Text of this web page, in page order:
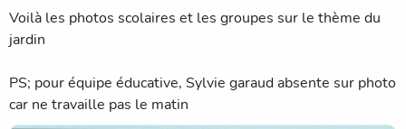
Voilà les photos scolaires et les groupes sur le thème du
jardin
PS; pour équipe éducative, Sylvie garaud absente sur photo
car ne travaille pas le matin